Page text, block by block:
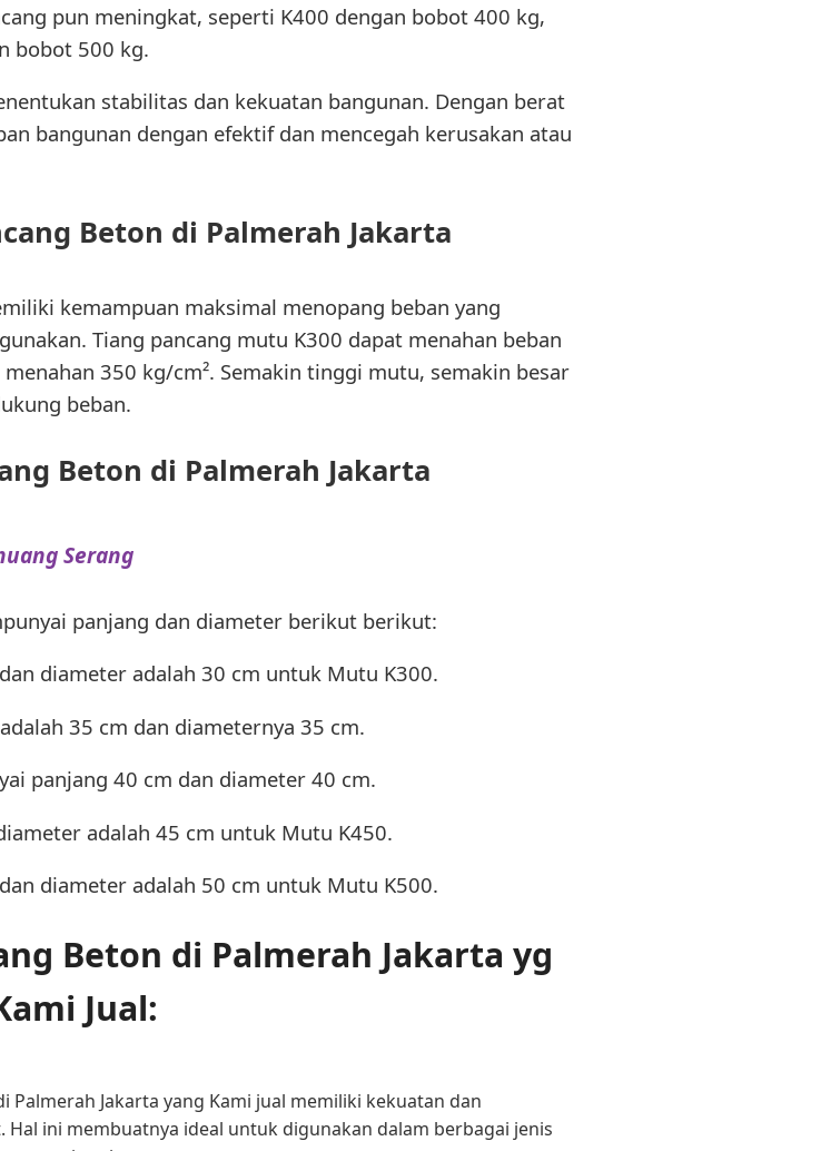
pun meningkat, seperti K400 dengan bobot 400 kg,
bobot 500 kg.
stabilitas dan kekuatan bangunan. Dengan berat
bangunan dengan efektif dan mencegah kerusakan atau
Beton di Palmerah Jakarta
kemampuan maksimal menopang beban yang
Tiang pancang mutu K300 dapat menahan beban
350 kg/cm². Semakin tinggi mutu, semakin besar
beban.
Beton di Palmerah Jakarta
Serang
panjang dan diameter berikut berikut:
diameter adalah 30 cm untuk Mutu K300.
35 cm dan diameternya 35 cm.
panjang 40 cm dan diameter 40 cm.
adalah 45 cm untuk Mutu K450.
diameter adalah 50 cm untuk Mutu K500.
Beton di Palmerah Jakarta yg
Jual:
Jakarta yang Kami jual memiliki kekuatan dan
ini membuatnya ideal untuk digunakan dalam berbagai jenis